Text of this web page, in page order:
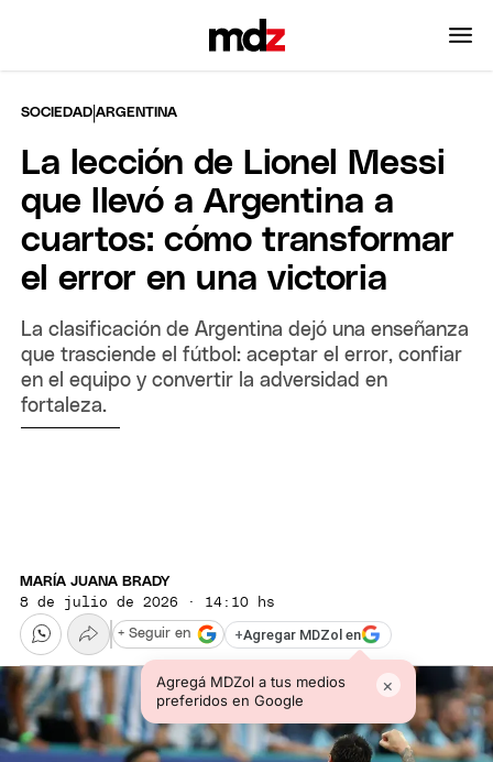
SOCIEDAD |ARGENTINA
La lección de Lionel Messi
que llevó a Argentina a
cuartos: cómo transformar
el error en una victoria
La clasificación de Argentina dejó una enseñanza
que trasciende el fútbol: aceptar el error, confiar
en el equipo y convertir la adversidad en
fortaleza.
MARÍA JUANA BRADY
8 de julio de 2026 · 14:10 hs
+Agregar MDZol en
Agregá MDZol a tus medios
preferidos en Google
×
+ Seguir en